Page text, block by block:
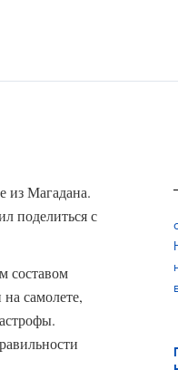
из Магадана.
поделиться с
составом
самолете,